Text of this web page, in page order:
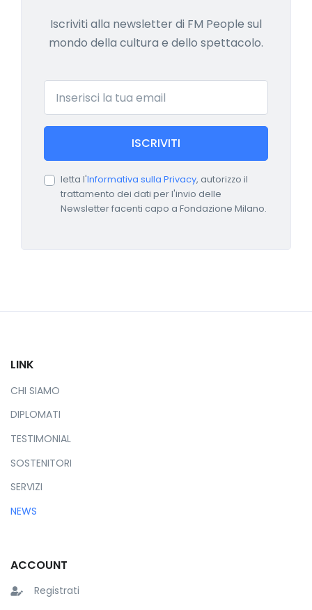
Iscriviti alla newsletter di FM People sul
mondo della cultura e dello spettacolo.
Email
ISCRIVITI
letta l'Informativa sulla Privacy, autorizzo il
trattamento dei dati per l'invio delle
Newsletter facenti capo a Fondazione Milano.
LINK
CHI SIAMO
DIPLOMATI
TESTIMONIAL
SOSTENITORI
SERVIZI
NEWS
ACCOUNT
Registrati